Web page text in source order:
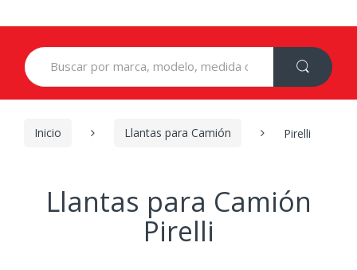
Search
for:
Inicio Llantas para Camión Pirelli
Llantas para Camión
Pirelli